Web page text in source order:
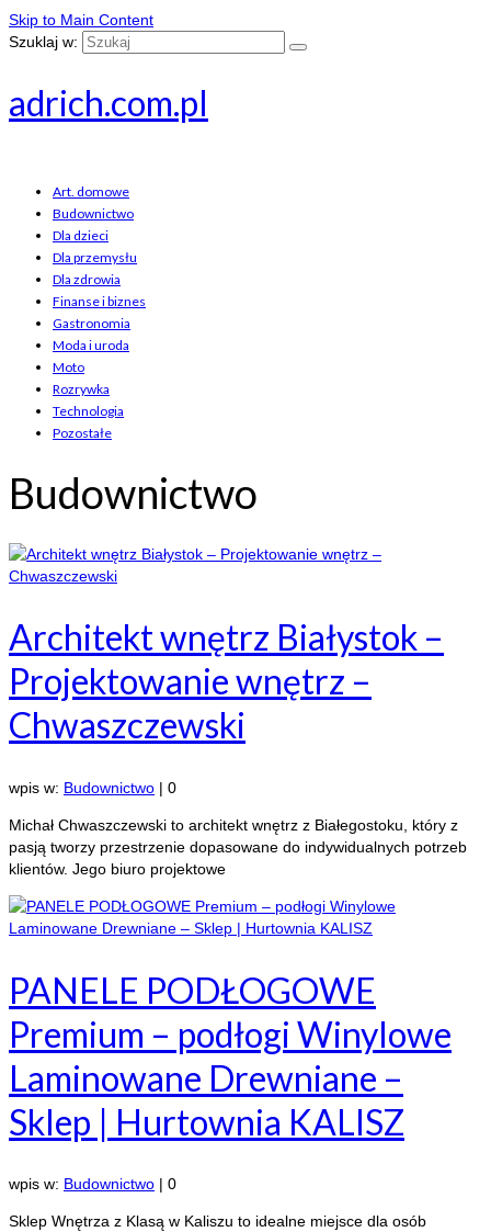
Skip to Main Content
Szuklaj w:
adrich.com.pl
Art. domowe
Budownictwo
Dla dzieci
Dla przemysłu
Dla zdrowia
Finanse i biznes
Gastronomia
Moda i uroda
Moto
Rozrywka
Technologia
Pozostałe
Budownictwo
Architekt wnętrz Białystok –
Projektowanie wnętrz –
Chwaszczewski
wpis w: Budownictwo | 0
Michał Chwaszczewski to architekt wnętrz z Białegostoku, który z
pasją tworzy przestrzenie dopasowane do indywidualnych potrzeb
klientów. Jego biuro projektowe
PANELE PODŁOGOWE
Premium – podłogi Winylowe
Laminowane Drewniane –
Sklep | Hurtownia KALISZ
wpis w: Budownictwo | 0
Sklep Wnętrza z Klasą w Kaliszu to idealne miejsce dla osób